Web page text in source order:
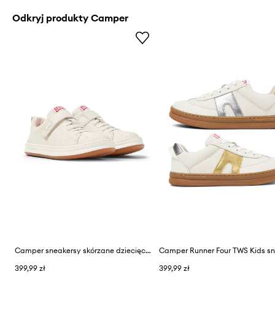
Odkryj produkty Camper
Camper sneakersy skórzane dziecięce Runner Four Kids
399,99 zł
399,99 zł